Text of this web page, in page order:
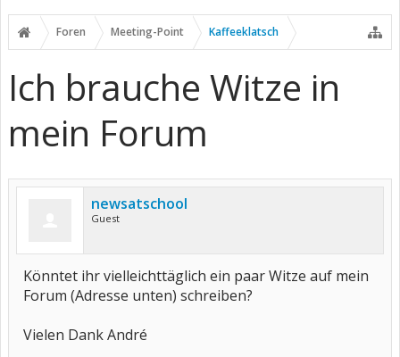
Foren Meeting-Point Kaffeeklatsch
Ich brauche Witze in
mein Forum
newsatschool
Guest
Könntet ihr vielleichttäglich ein paar Witze auf mein
Forum (Adresse unten) schreiben?
Vielen Dank André